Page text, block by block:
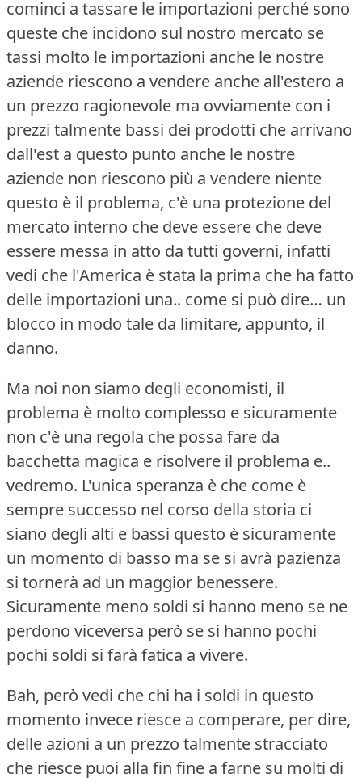
cominci a tassare le importazioni perché sono
queste che incidono sul nostro mercato se
tassi molto le importazioni anche le nostre
aziende riescono a vendere anche all'estero a
un prezzo ragionevole ma ovviamente con i
prezzi talmente bassi dei prodotti che arrivano
dall'est a questo punto anche le nostre
aziende non riescono più a vendere niente
questo è il problema, c'è una protezione del
mercato interno che deve essere che deve
essere messa in atto da tutti governi, infatti
vedi che l'America è stata la prima che ha fatto
delle importazioni una.. come si può dire… un
blocco in modo tale da limitare, appunto, il
danno.
Ma noi non siamo degli economisti, il
problema è molto complesso e sicuramente
non c'è una regola che possa fare da
bacchetta magica e risolvere il problema e..
vedremo. L'unica speranza è che come è
sempre successo nel corso della storia ci
siano degli alti e bassi questo è sicuramente
un momento di basso ma se si avrà pazienza
si tornerà ad un maggior benessere.
Sicuramente meno soldi si hanno meno se ne
perdono viceversa però se si hanno pochi
pochi soldi si farà fatica a vivere.
Bah, però vedi che chi ha i soldi in questo
momento invece riesce a comperare, per dire,
delle azioni a un prezzo talmente stracciato
che riesce puoi alla fin fine a farne su molti di